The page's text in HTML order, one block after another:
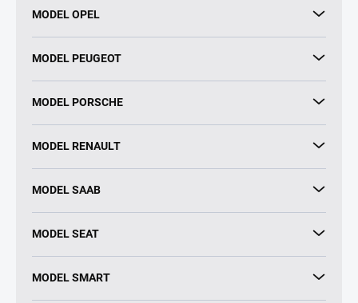
MODEL OPEL
MODEL PEUGEOT
MODEL PORSCHE
MODEL RENAULT
MODEL SAAB
MODEL SEAT
MODEL SMART